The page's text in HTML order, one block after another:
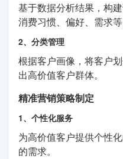
基于数据分析结果，构
消费习惯、偏好、需求等
2、分类管理
根据客户画像，将客户
出高价值客户群体。
精准营销策略制定
1、个性化服务
为高价值客户提供个性
的需求。